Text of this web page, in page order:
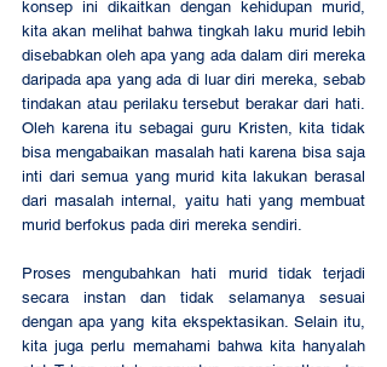
konsep ini dikaitkan dengan kehidupan murid,
kita akan melihat bahwa tingkah laku murid lebih
disebabkan oleh apa yang ada dalam diri mereka
daripada apa yang ada di luar diri mereka, sebab
tindakan atau perilaku tersebut berakar dari hati.
Oleh karena itu sebagai guru Kristen, kita tidak
bisa mengabaikan masalah hati karena bisa saja
inti dari semua yang murid kita lakukan berasal
dari masalah internal, yaitu hati yang membuat
murid berfokus pada diri mereka sendiri.
Proses mengubahkan hati murid tidak terjadi
secara instan dan tidak selamanya sesuai
dengan apa yang kita ekspektasikan. Selain itu,
kita juga perlu memahami bahwa kita hanyalah